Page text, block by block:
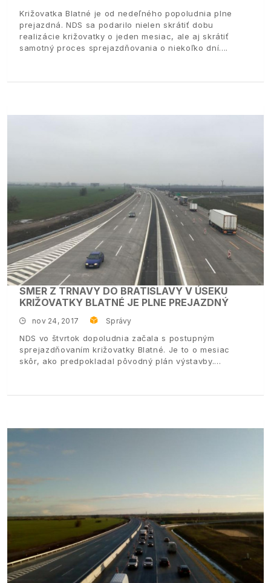
Križovatka Blatné je od nedeľného popoludnia plne
prejazdná. NDS sa podarilo nielen skrátiť dobu
realizácie križovatky o jeden mesiac, ale aj skrátiť
samotný proces sprejazdňovania o niekoľko dní.
SMER Z TRNAVY DO BRATISLAVY V ÚSEKU
KRIŽOVATKY BLATNÉ JE PLNE PREJAZDNÝ
nov 24, 2017 Správy
NDS vo štvrtok dopoludnia začala s postupným
sprejazdňovaním križovatky Blatné. Je to o mesiac
skôr, ako predpokladal pôvodný plán výstavby.